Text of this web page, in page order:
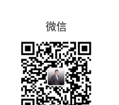
微信